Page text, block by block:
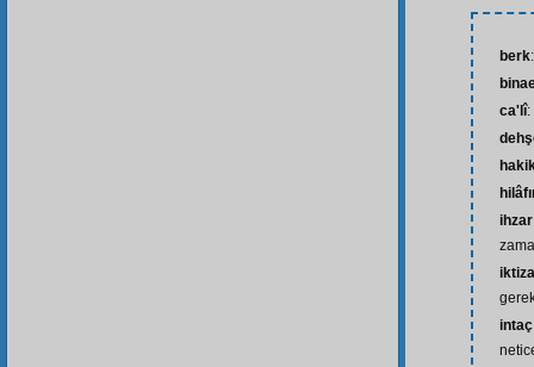
berk
ca'lî:
ihzar
iktiza